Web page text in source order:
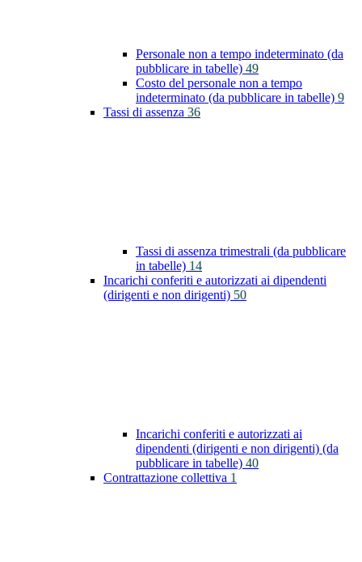
Personale non a tempo indeterminato (da
pubblicare in tabelle) 49
Costo del personale non a tempo
indeterminato (da pubblicare in tabelle) 9
Tassi di assenza 36
Tassi di assenza trimestrali (da pubblicare
in tabelle) 14
Incarichi conferiti e autorizzati ai dipendenti
(dirigenti e non dirigenti) 50
Incarichi conferiti e autorizzati ai
dipendenti (dirigenti e non dirigenti) (da
pubblicare in tabelle) 40
Contrattazione collettiva 1